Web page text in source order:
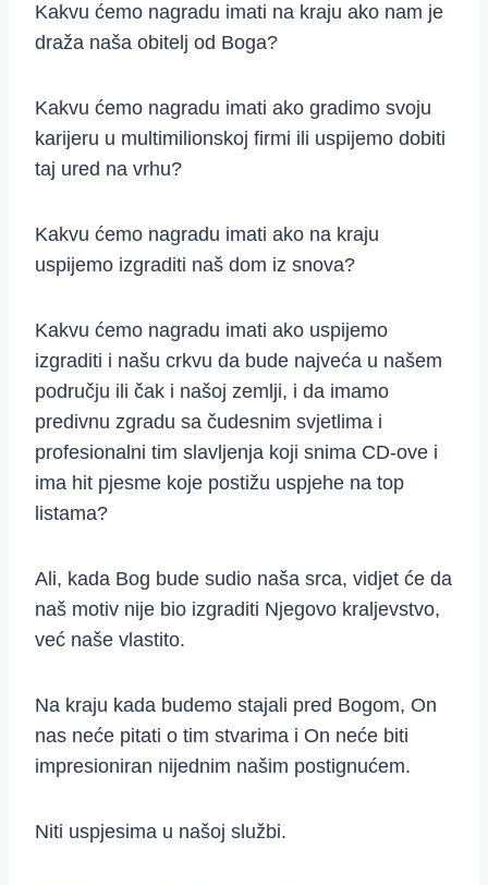
Kakvu ćemo nagradu imati na kraju ako nam je
draža naša obitelj od Boga?
Kakvu ćemo nagradu imati ako gradimo svoju
karijeru u multimilionskoj firmi ili uspijemo dobiti
taj ured na vrhu?
Kakvu ćemo nagradu imati ako na kraju
uspijemo izgraditi naš dom iz snova?
Kakvu ćemo nagradu imati ako uspijemo
izgraditi i našu crkvu da bude najveća u našem
području ili čak i našoj zemlji, i da imamo
predivnu zgradu sa čudesnim svjetlima i
profesionalni tim slavljenja koji snima CD-ove i
ima hit pjesme koje postižu uspjehe na top
listama?
Ali, kada Bog bude sudio naša srca, vidjet će da
naš motiv nije bio izgraditi Njegovo kraljevstvo,
već naše vlastito.
Na kraju kada budemo stajali pred Bogom, On
nas neće pitati o tim stvarima i On neće biti
impresioniran nijednim našim postignućem.
Niti uspjesima u našoj službi.